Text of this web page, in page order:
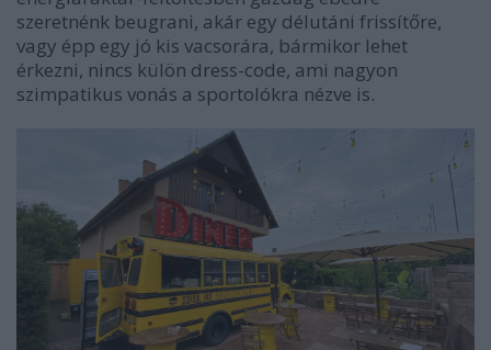
szeretnénk beugrani, akár egy délutáni frissítőre,
vagy épp egy jó kis vacsorára, bármikor lehet
érkezni, nincs külön dress-code, ami nagyon
szimpatikus vonás a sportolókra nézve is.